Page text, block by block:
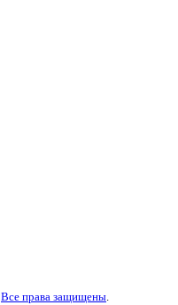
Все права защищены.